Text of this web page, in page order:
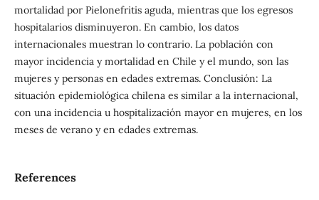
mortalidad por Pielonefritis aguda, mientras que los egresos
hospitalarios disminuyeron. En cambio, los datos
internacionales muestran lo contrario. La población con
mayor incidencia y mortalidad en Chile y el mundo, son las
mujeres y personas en edades extremas. Conclusión: La
situación epidemiológica chilena es similar a la internacional,
con una incidencia u hospitalización mayor en mujeres, en los
meses de verano y en edades extremas.
References